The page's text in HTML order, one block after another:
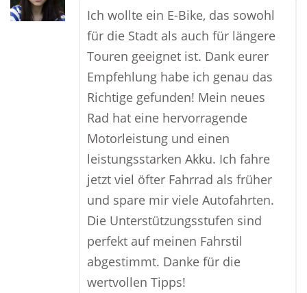
Ich wollte ein E-Bike, das sowohl
für die Stadt als auch für längere
Touren geeignet ist. Dank eurer
Empfehlung habe ich genau das
Richtige gefunden! Mein neues
Rad hat eine hervorragende
Motorleistung und einen
leistungsstarken Akku. Ich fahre
jetzt viel öfter Fahrrad als früher
und spare mir viele Autofahrten.
Die Unterstützungsstufen sind
perfekt auf meinen Fahrstil
abgestimmt. Danke für die
wertvollen Tipps!